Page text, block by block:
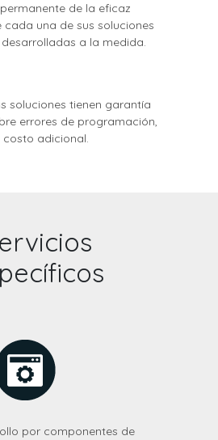
de la eficaz
una de sus soluciones
a la medida.
soluciones tienen garantía
errores de programación,
costo adicional.
por componentes de